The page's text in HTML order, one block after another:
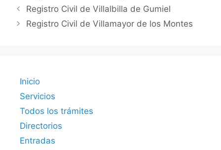
Registro Civil de Villalbilla de Gumiel
Registro Civil de Villamayor de los Montes
Inicio
Servicios
Todos los trámites
Directorios
Entradas